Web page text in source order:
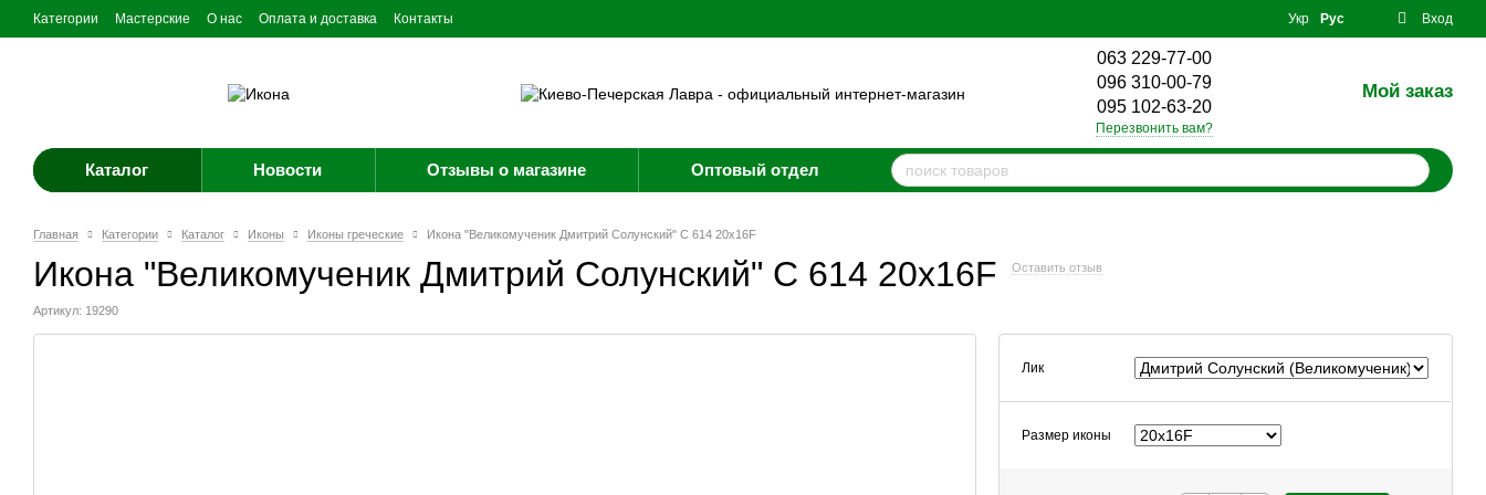
Категории Мастерские О нас Оплата и доставка Контакты Укр Рус Вход
063 229-77-00
096 310-00-79
095 102-63-20
Перезвонить вам?
Мой заказ
Каталог Новости Отзывы о магазине Оптовый отдел
Главная Категории Каталог Иконы Иконы греческие Икона "Великомученик Дмитрий Солунский" C 614 20x16F
Икона "Великомученик Дмитрий Солунский" C 614 20x16F Оставить отзыв
Артикул: 19290
Лик
Размер иконы